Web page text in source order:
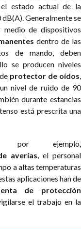
el estado actual de la
dB(A). Generalmente se
de dispositivos
dentro de las
de mando, deben
se producen niveles
protector de oídos,
nivel de ruido de 90
durante estancias
está prescrita una
ejemplo,
averías, el personal
a altas temperaturas
aplicaciones han de
de protección
el trabajo en la